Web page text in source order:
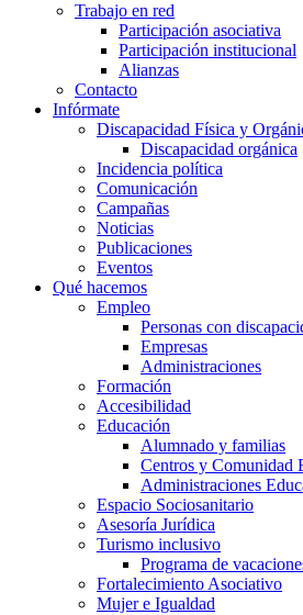
Trabajo en red
Participación asociativa
Participación institucional
Alianzas
Contacto
Infórmate
Discapacidad Física y
Discapacidad orgánica
Incidencia política
Comunicación
Campañas
Noticias
Publicaciones
Eventos
Qué hacemos
Empleo
Personas con
Empresas
Administraciones
Formación
Accesibilidad
Educación
Alumnado y familias
Centros y Comunidad
Administraciones
Espacio Sociosanitario
Asesoría Jurídica
Turismo inclusivo
Programa de
Fortalecimiento Asociativo
Mujer e Igualdad